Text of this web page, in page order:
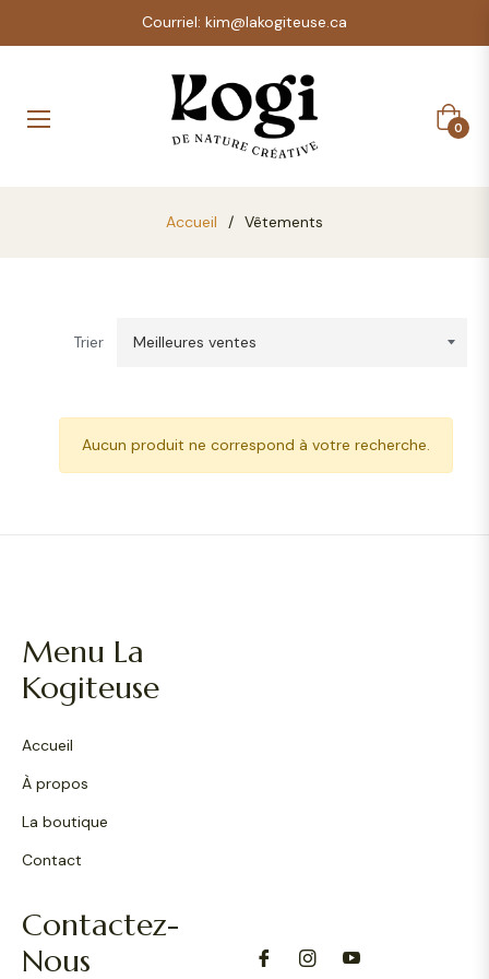
Courriel: kim@lakogiteuse.ca
Panier
0
Accueil / Vêtements
Trier
Aucun produit ne correspond à votre recherche.
Menu La
Kogiteuse
Accueil
À propos
La boutique
Contact
Contactez-
Nous